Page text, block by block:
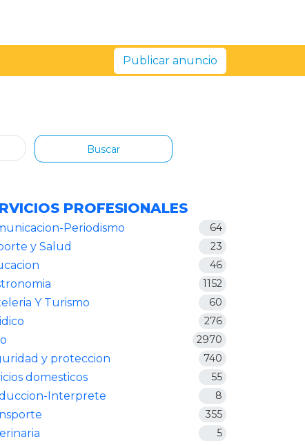
Publicar anuncio
Buscar
PROFESIONALES
Periodismo 64
y Salud 23
46
1152
Y Turismo 60
276
2970
y proteccion 740
domesticos 55
Interprete 8
355
5